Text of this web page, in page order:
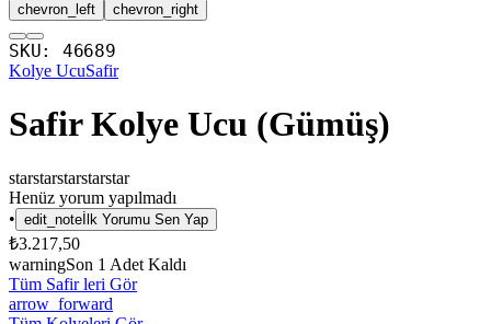
chevron_left chevron_right
SKU: 46689
Kolye UcuSafir
Safir Kolye Ucu (Gümüş)
starstarstarstarstar
Henüz yorum yapılmadı
• edit_note İlk Yorumu Sen Yap
₺3.217,50
warningSon 1 Adet Kaldı
Tüm Safir leri Gör
arrow_forward